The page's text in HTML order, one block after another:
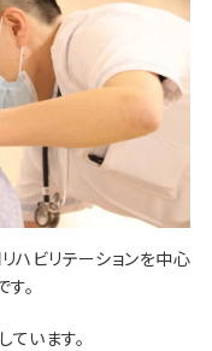
ハビリテーションを中心
。
います。